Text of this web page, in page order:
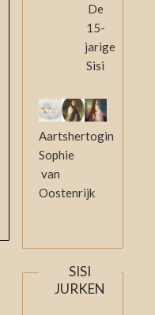
De
15-
jarige
Sisi
Aartshertogin
Sophie
van
Oostenrijk
SISI
JURKEN